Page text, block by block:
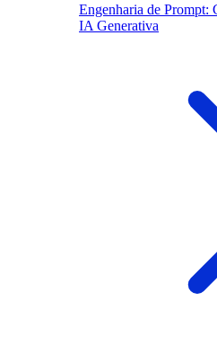
Engenharia de Prompt:
IA Generativa